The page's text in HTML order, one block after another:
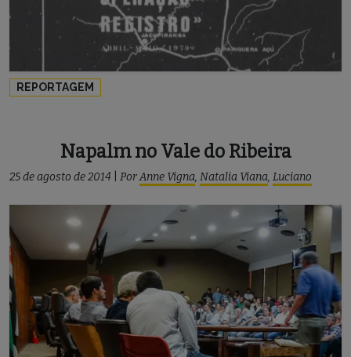
REPORTAGEM
Napalm no Vale do Ribeira
25 de agosto de 2014 PorAnne Vigna, Natalia Viana, Luciano